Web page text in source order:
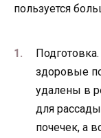
пользуется
здоровые
удалены в
для
почечек, а